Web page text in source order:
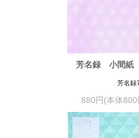
芳名録 小間
芳名録
880円(本体